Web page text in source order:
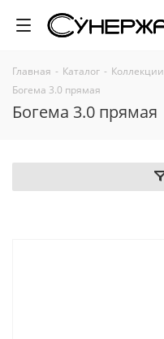
Главная - Каталог - Коллекции
Богема 3.0 прямая
Богема 3.0 прямая